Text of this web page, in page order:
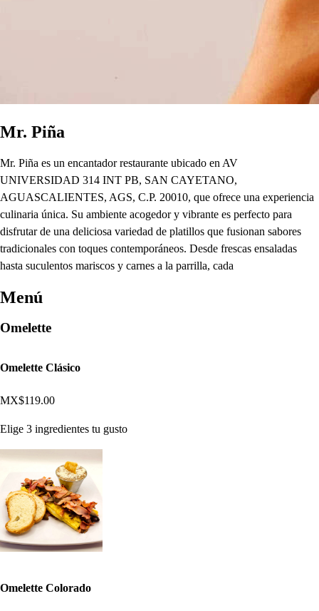
Mr. Piña
Mr. Piña es un encantador restaurante ubicado en AV
UNIVERSIDAD 314 INT PB, SAN CAYETANO,
AGUASCALIENTES, AGS, C.P. 20010, que ofrece una experiencia
culinaria única. Su ambiente acogedor y vibrante es perfecto para
disfrutar de una deliciosa variedad de platillos que fusionan sabores
tradicionales con toques contemporáneos. Desde frescas ensaladas
hasta suculentos mariscos y carnes a la parrilla, cada
Menú
Omelette
Omelette Clásico
MX$119.00
Elige 3 ingredientes tu gusto
Omelette Colorado